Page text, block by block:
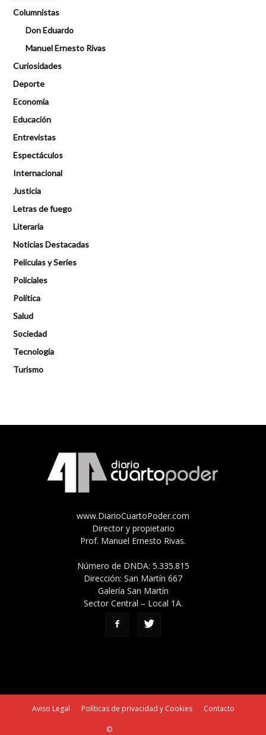
Columnistas
Don Eduardo
Manuel Ernesto Rivas
Curiosidades
Deporte
Economía
Educación
Entrevistas
Espectáculos
Internacional
Justicia
Letras de fuego
Literaria
Noticias Destacadas
Peliculas y Series
Policiales
Política
Salud
Sociedad
Tecnología
Turismo
www.DiarioCuartoPoder.com
Director y propietario
Prof. Manuel Ernesto Rivas.
Número de DNDA: 5.335.815
Dirección: San Martín 667
Galería San Martín
Sector Central – Local 1A.
Aviso Legal Políticas de privacidad y Cookies Contacto
©